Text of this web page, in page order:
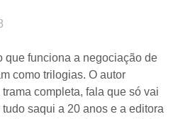
que funciona a negociação de
como trilogias. O autor
completa, fala que só vai
saqui a 20 anos e a editora